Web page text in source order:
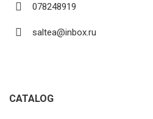
078248919
saltea@inbox.ru
CATALOG